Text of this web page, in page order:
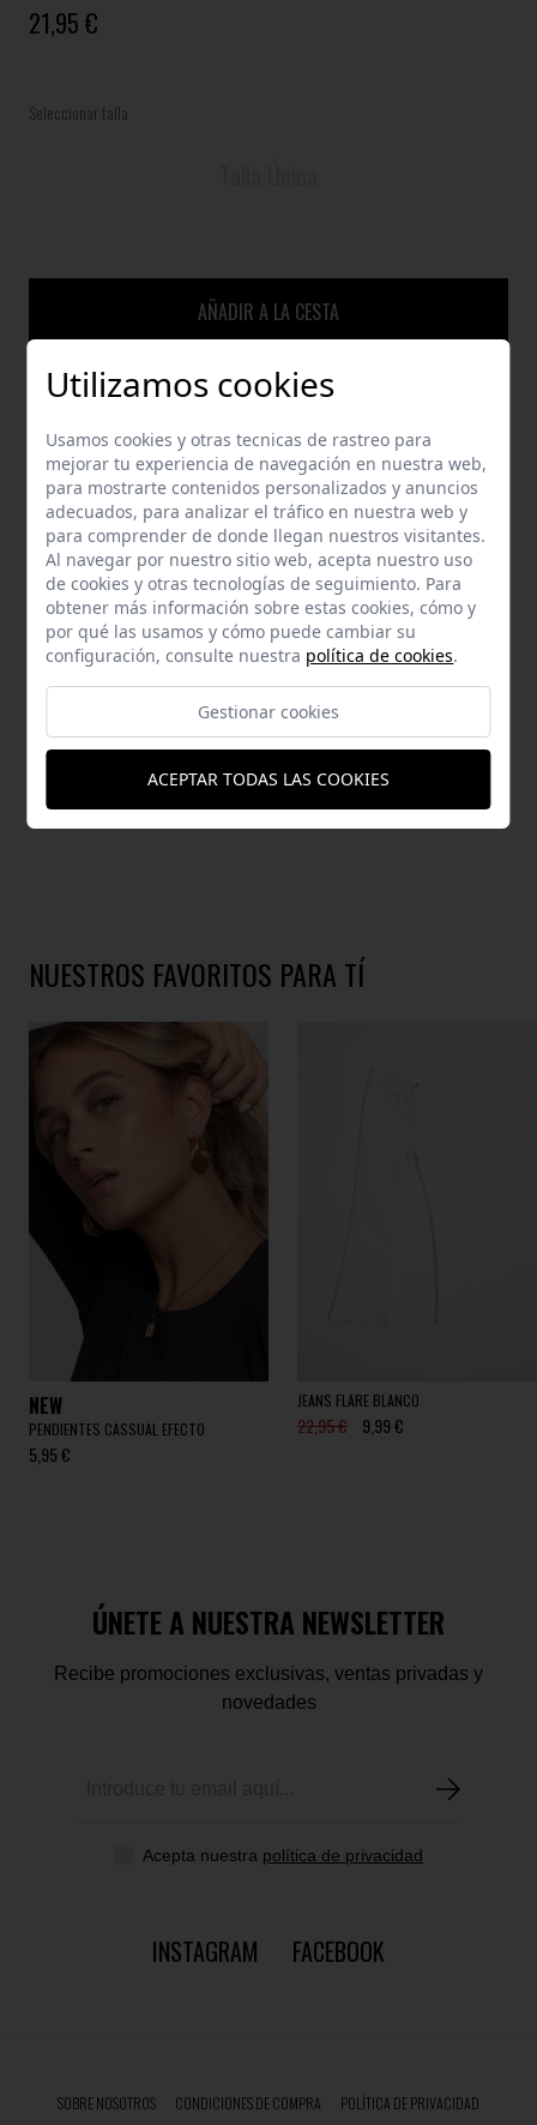
21,95 €
Seleccionar talla
AÑADIR A LA CESTA
GUÍA DE TALLAS
ENVÍOS Y DEVOLUCIONES
AYUDA
DESCRIPCIÓN
BOLSO
NUESTROS FAVORITOS PARA TÍ
NEW
PENDIENTES CASSUAL EFECTO
5,95 €
JEANS FLARE BLANCO
22,95 € 9,99 €
ÚNETE A NUESTRA NEWSLETTER
Recibe promociones exclusivas, ventas privadas y
novedades
Acepta nuestra política de privacidad
INSTAGRAM FACEBOOK
SOBRE NOSOTROS CONDICIONES DE COMPRA POLÍTICA DE PRIVACIDAD
Utilizamos cookies
Usamos cookies y otras tecnicas de rastreo para
mejorar tu experiencia de navegación en nuestra web,
para mostrarte contenidos personalizados y anuncios
adecuados, para analizar el tráfico en nuestra web y
para comprender de donde llegan nuestros visitantes.
Al navegar por nuestro sitio web, acepta nuestro uso
de cookies y otras tecnologías de seguimiento. Para
obtener más información sobre estas cookies, cómo y
por qué las usamos y cómo puede cambiar su
configuración, consulte nuestra política de cookies.
Gestionar cookies
ACEPTAR TODAS LAS COOKIES